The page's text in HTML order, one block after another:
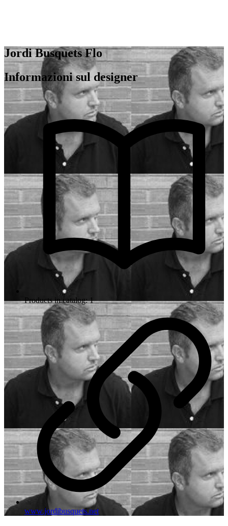
Jordi Busquets Flo
Informazioni sul designer
Products in catalog: 1
www.jordibusquets.net